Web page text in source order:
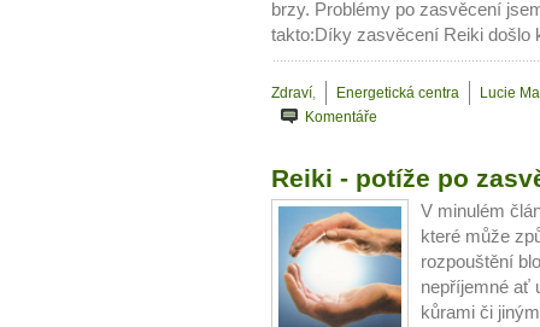
brzy. Problémy po zasvěcení
takto:Díky zasvěcení Reiki došlo
Zdraví, Energetická centra
Lucie
Komentáře
Reiki - potíže po
V minulém
které může
rozpouštění
nepříjemné ať
kůrami či